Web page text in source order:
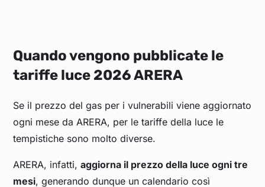
Quando vengono pubblicate le
tariffe luce 2026 ARERA
Se il prezzo del gas per i vulnerabili viene aggiornato
ogni mese da ARERA, per le tariffe della luce le
tempistiche sono molto diverse.
ARERA, infatti,aggiorna il prezzo della luce ogni tre
mesi, generando dunque un calendario così